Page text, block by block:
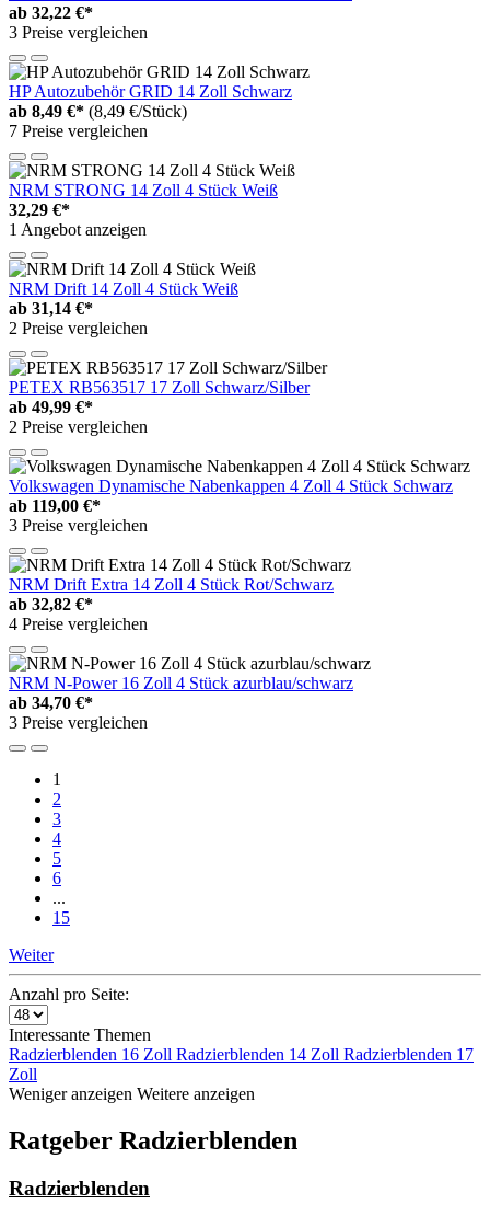
ab 32,22 €*
3 Preise vergleichen
HP Autozubehör GRID 14 Zoll Schwarz
ab 8,49 €* (8,49 €/Stück)
7 Preise vergleichen
NRM STRONG 14 Zoll 4 Stück Weiß
32,29 €*
1 Angebot anzeigen
NRM Drift 14 Zoll 4 Stück Weiß
ab 31,14 €*
2 Preise vergleichen
PETEX RB563517 17 Zoll Schwarz/Silber
ab 49,99 €*
2 Preise vergleichen
Volkswagen Dynamische Nabenkappen 4 Zoll 4 Stück Schwarz
ab 119,00 €*
3 Preise vergleichen
NRM Drift Extra 14 Zoll 4 Stück Rot/Schwarz
ab 32,82 €*
4 Preise vergleichen
NRM N-Power 16 Zoll 4 Stück azurblau/schwarz
ab 34,70 €*
3 Preise vergleichen
1
2
3
4
5
6
...
15
Weiter
Anzahl pro Seite:
Interessante Themen
Radzierblenden 16 Zoll Radzierblenden 14 Zoll Radzierblenden 17
Zoll
Weniger anzeigen Weitere anzeigen
Ratgeber Radzierblenden
Radzierblenden